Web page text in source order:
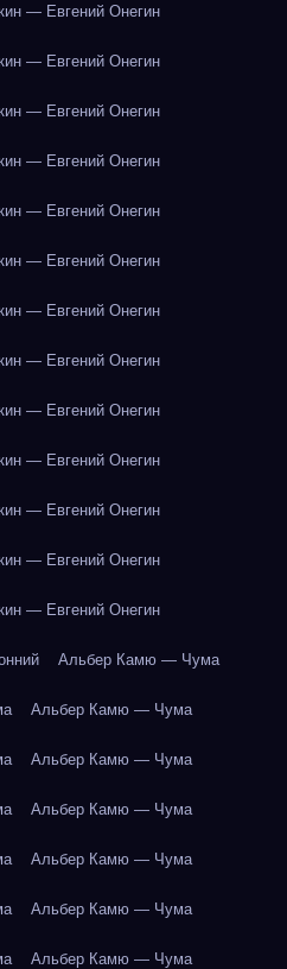
— Евгений Онегин
— Евгений Онегин
— Евгений Онегин
— Евгений Онегин
— Евгений Онегин
— Евгений Онегин
— Евгений Онегин
— Евгений Онегин
— Евгений Онегин
— Евгений Онегин
— Евгений Онегин
— Евгений Онегин
— Евгений Онегин
Альбер Камю — Чума
Альбер Камю — Чума
Альбер Камю — Чума
Альбер Камю — Чума
Альбер Камю — Чума
Альбер Камю — Чума
Альбер Камю — Чума